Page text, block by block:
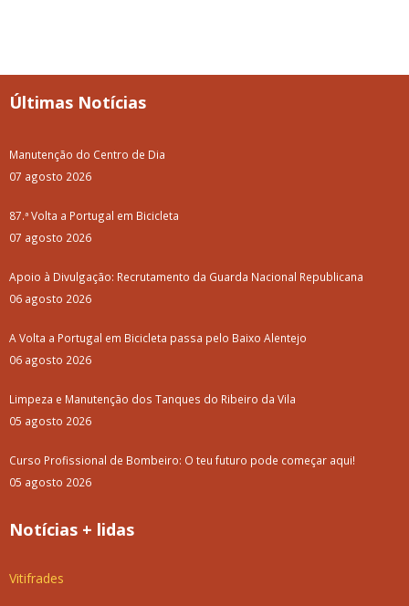
Últimas Notícias
Manutenção do Centro de Dia
07 agosto 2026
87.ª Volta a Portugal em Bicicleta
07 agosto 2026
Apoio à Divulgação: Recrutamento da Guarda Nacional Republicana
06 agosto 2026
A Volta a Portugal em Bicicleta passa pelo Baixo Alentejo
06 agosto 2026
Limpeza e Manutenção dos Tanques do Ribeiro da Vila
05 agosto 2026
Curso Profissional de Bombeiro: O teu futuro pode começar aqui!
05 agosto 2026
Notícias + lidas
Vitifrades